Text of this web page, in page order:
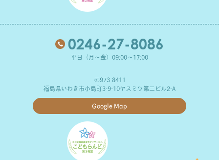
0246-27-8086
平日（月～金）09:00～17:00
〒973-8411
福島県いわき市小島町3-9-10ヤスミツ第二ビル2-A
Google Map